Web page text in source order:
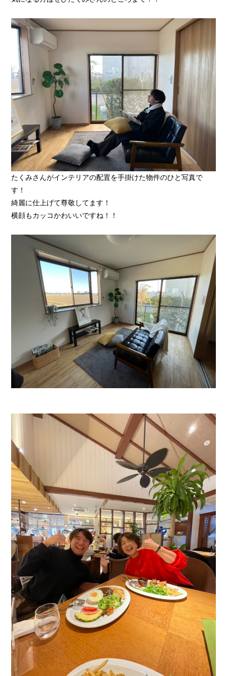
たくみさんがインテリアの配置を手掛けた物件のひと写真で
す！
綺麗に仕上げて尊敬してます！
横顔もカッコかわいいですね！！